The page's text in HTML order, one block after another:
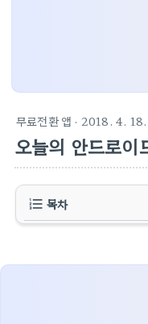
무료전환 앱 · 2018. 4. 18.
오늘의 안드로
목차